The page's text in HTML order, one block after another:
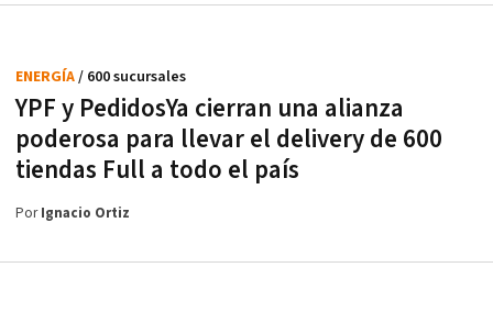
YPF y PedidosYa cierran una alianza
poderosa para llevar el delivery de 600
tiendas Full a todo el país
ENERGÍA/ 600 sucursales
PorIgnacio Ortiz